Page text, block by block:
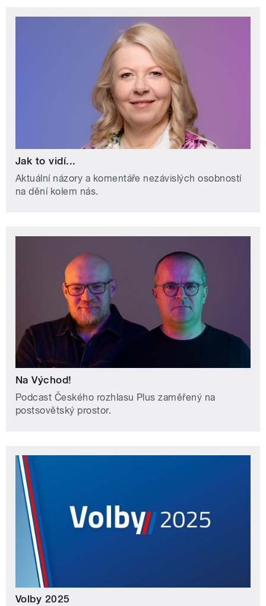
Jak to vidí...
Aktuální názory a komentáře nezávislých osobností
na dění kolem nás.
Na Východ!
Podcast Českého rozhlasu Plus zaměřený na
postsovětský prostor.
Volby 2025